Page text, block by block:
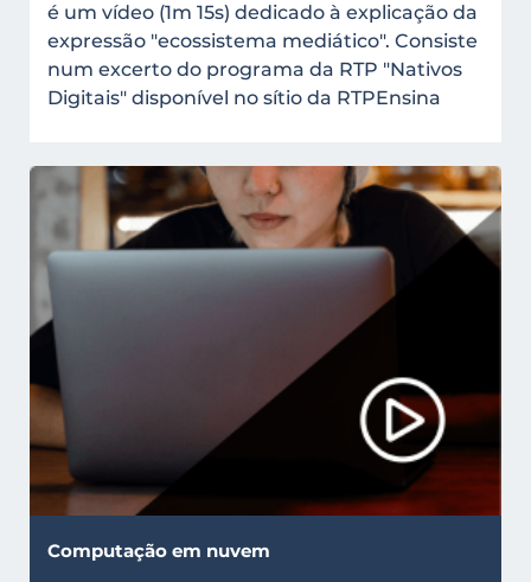
é um vídeo (1m 15s) dedicado à explicação da
expressão "ecossistema mediático". Consiste
num excerto do programa da RTP "Nativos
Digitais" disponível no sítio da RTPEnsina
Computação em nuvem